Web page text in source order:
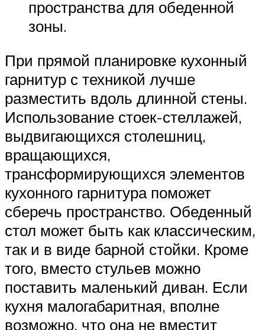
пространства для обеденной
зоны.
При прямой планировке кухонный
гарнитур с техникой лучше
разместить вдоль длинной стены.
Использование стоек-стеллажей,
выдвигающихся столешниц,
вращающихся,
трансформирующихся элементов
кухонного гарнитура поможет
сберечь пространство. Обеденный
стол может быть как классическим,
так и в виде барной стойки. Кроме
того, вместо стульев можно
поставить маленький диван. Если
кухня малогабаритная, вполне
возможно, что она не вместит